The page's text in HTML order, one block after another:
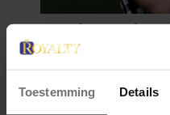
Toestemming Details